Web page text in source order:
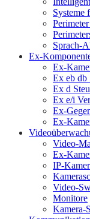
Systeme
Sprach-
Ex-
Ex-
Ex eb db
Ex d
Ex e/i
Ex-
Ex-
Video-
Ex-
IP-
Video-
Monitore
Kamera-